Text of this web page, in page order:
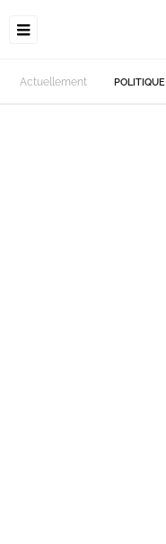
Actuellement POLITIQUE